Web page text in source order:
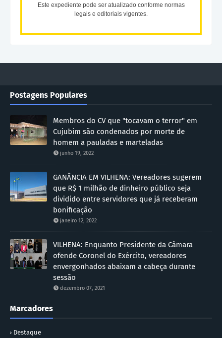
Este expediente pode ser atualizado conforme normas
legais e editoriais vigentes.
Postagens Populares
Membros do CV que "tocavam o terror" em
Cujubim são condenados por morte de
homem a pauladas e marteladas
junho 19, 2022
GANÂNCIA EM VILHENA: Vereadores sugerem
que R$ 1 milhão de dinheiro público seja
dividido entre servidores que já receberam
bonificação
janeiro 12, 2022
VILHENA: Enquanto Presidente da Câmara
ofende Coronel do Exército, vereadores
envergonhados abaixam a cabeça durante
sessão
dezembro 07, 2021
Marcadores
Destaque